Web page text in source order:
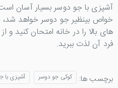
آشپزی با جو دوسر بسیار آسان
خواص بینظیر جو دوسر خواهد
های بالا را در خانه امتحان کنید
فرد آن لذت ببرید.
برچسب ها: کوکی جو دوسر آشپزی با